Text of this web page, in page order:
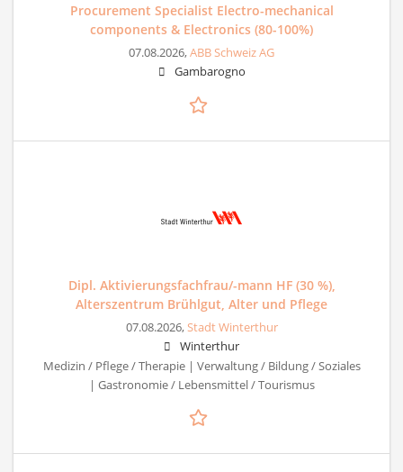
Procurement Specialist Electro-mechanical
components & Electronics (80-100%)
07.08.2026,ABB Schweiz AG
Gambarogno
Dipl. Aktivierungsfachfrau/-mann HF (30 %),
Alterszentrum Brühlgut, Alter und Pflege
07.08.2026,Stadt Winterthur
Winterthur
Medizin / Pflege / Therapie | Verwaltung / Bildung / Soziales
| Gastronomie / Lebensmittel / Tourismus